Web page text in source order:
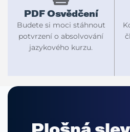
PDF Osvědčení
Budete si moci stáhnout
potvrzení o absolvování
jazykového kurzu.